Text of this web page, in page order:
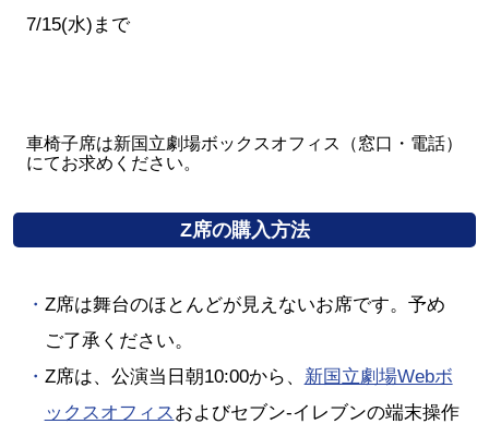
7/15(水)まで
車椅子席は新国立劇場ボックスオフィス（窓口・電話）
にてお求めください。
Z席の購入方法
Z席は舞台のほとんどが見えないお席です。予め
ご了承ください。
Z席は、公演当日朝10:00から、 新国立劇場Webボ
ックスオフィス およびセブン-イレブンの端末操作